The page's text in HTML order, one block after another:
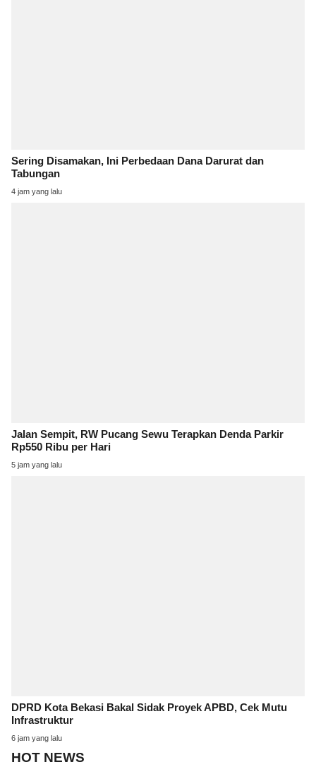
Sering Disamakan, Ini Perbedaan Dana Darurat dan
Tabungan
4 jam yang lalu
Jalan Sempit, RW Pucang Sewu Terapkan Denda Parkir
Rp550 Ribu per Hari
5 jam yang lalu
DPRD Kota Bekasi Bakal Sidak Proyek APBD, Cek Mutu
Infrastruktur
6 jam yang lalu
HOT NEWS